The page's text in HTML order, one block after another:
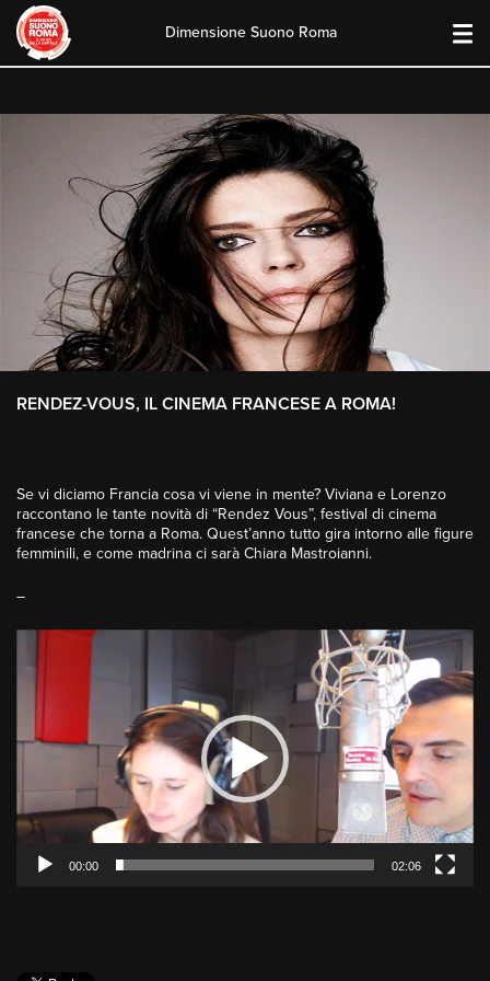
content
Dimensione Suono Roma
RENDEZ-VOUS, IL CINEMA FRANCESE A ROMA!
Se vi diciamo Francia cosa vi viene in mente? Viviana e Lorenzo
raccontano le tante novità di “Rendez Vous”, festival di cinema
francese che torna a Roma. Quest’anno tutto gira intorno alle figure
femminili, e come madrina ci sarà Chiara Mastroianni.
–
Video
Player
00:00 02:06